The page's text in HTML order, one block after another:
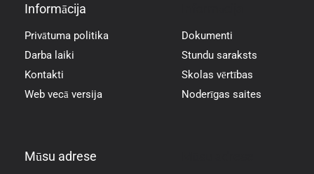
Informācija
Privātuma politika
Darba laiki
Kontakti
Web vecā versija
Dokumenti
Stundu saraksts
Skolas vērtības
Noderīgas saites
Mūsu adrese